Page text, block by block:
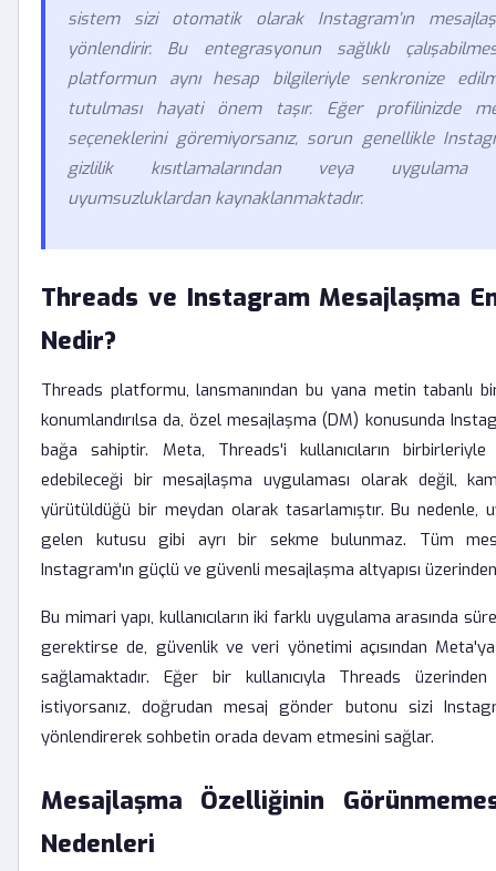
sistem sizi otomatik olarak Instagram’ın
yönlendirir. Bu entegrasyonun sağlıklı
platformun aynı hesap bilgileriyle senkronize
tutulması hayati önem taşır. Eğer profilinizde
seçeneklerini göremiyorsanız, sorun genellikle
gizlilik kısıtlamalarından veya uygulama
uyumsuzluklardan kaynaklanmaktadır.
Threads ve Instagram Mesajlaşma
Nedir?
Threads platformu, lansmanından bu yana metin tabanlı
konumlandırılsa da, özel mesajlaşma (DM) konusunda
bağa sahiptir. Meta, Threads'i kullanıcıların
edebileceği bir mesajlaşma uygulaması olarak değil,
yürütüldüğü bir meydan olarak tasarlamıştır. Bu nedenle,
gelen kutusu gibi ayrı bir sekme bulunmaz. Tüm
Instagram'ın güçlü ve güvenli mesajlaşma altyapısı
Bu mimari yapı, kullanıcıların iki farklı uygulama arasında
gerektirse de, güvenlik ve veri yönetimi açısından
sağlamaktadır. Eğer bir kullanıcıyla Threads
istiyorsanız, doğrudan mesaj gönder butonu sizi
yönlendirerek sohbetin orada devam etmesini sağlar.
Mesajlaşma Özelliğinin
Nedenleri